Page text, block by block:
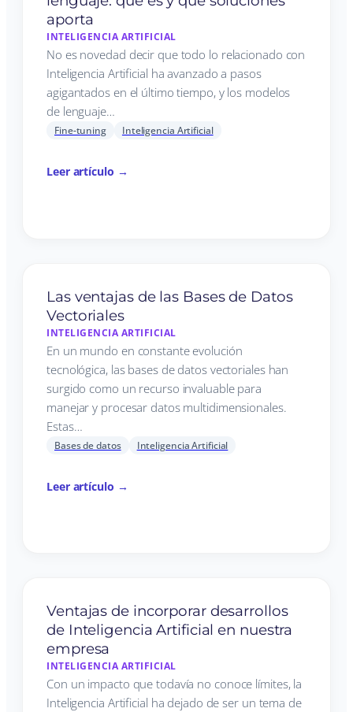
aporta
INTELIGENCIA ARTIFICIAL
No es novedad decir que todo lo relacionado con
Inteligencia Artificial ha avanzado a pasos
agigantados en el último tiempo, y los modelos
de lenguaje…
Fine-tuning Inteligencia Artificial
Leer artículo →
Las ventajas de las Bases de Datos
Vectoriales
INTELIGENCIA ARTIFICIAL
En un mundo en constante evolución
tecnológica, las bases de datos vectoriales han
surgido como un recurso invaluable para
manejar y procesar datos multidimensionales.
Estas…
Bases de datos Inteligencia Artificial
Leer artículo →
Ventajas de incorporar desarrollos
de Inteligencia Artificial en nuestra
empresa
INTELIGENCIA ARTIFICIAL
Con un impacto que todavía no conoce límites, la
Inteligencia Artificial ha dejado de ser un tema de